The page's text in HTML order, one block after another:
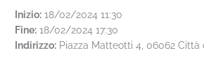
Inizio: 18/02/2024 11:30
Fine: 18/02/2024 17:30
Indirizzo: Piazza Matteotti 4, 06062 Città